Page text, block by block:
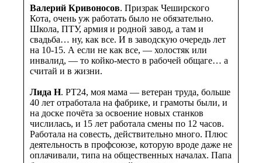
Валерий Кривоносов. Призрак Чеширского
Кота, очень уж работать было не обязательно.
Школа, ПТУ, армия и родной завод, а там и
свадьба… ну, как все. И в заводскую очередь лет
на 10-15. А если не как все, — холостяк или
инвалид, — то койко-место в рабочей общаге… а
считай и в жизни.
Лида Н. PT24, моя мама — ветеран труда, больше
40 лет отработала на фабрике, и грамоты были, и
на доске почёта за освоение новых станков
числилась, и 15 лет работала смены по 12 часов.
Работала на совесть, действительно много. Плюс
деятельность в профсоюзе, которую вроде даже не
оплачивали, типа на общественных началах. Папа